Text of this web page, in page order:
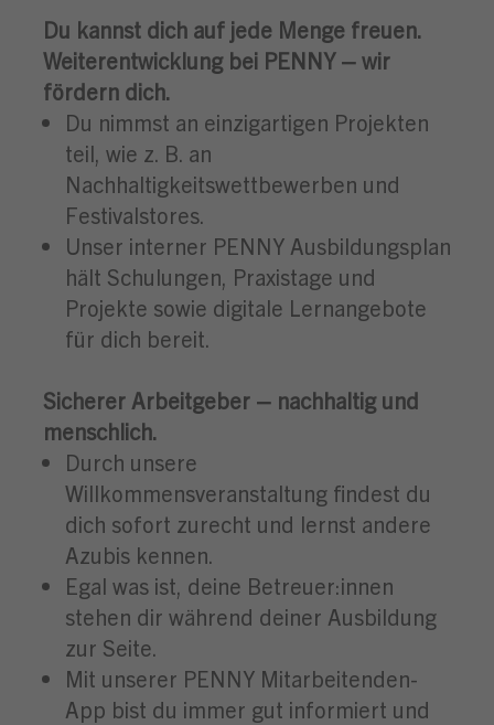
Du kannst dich auf jede Menge freuen.
Weiterentwicklung bei PENNY – wir
fördern dich.
Du nimmst an einzigartigen Projekten
teil, wie z. B. an
Nachhaltigkeitswettbewerben und
Festivalstores.
Unser interner PENNY Ausbildungsplan
hält Schulungen, Praxistage und
Projekte sowie digitale Lernangebote
für dich bereit.
Sicherer Arbeitgeber – nachhaltig und
menschlich.
Durch unsere
Willkommensveranstaltung findest du
dich sofort zurecht und lernst andere
Azubis kennen.
Egal was ist, deine Betreuer:innen
stehen dir während deiner Ausbildung
zur Seite.
Mit unserer PENNY Mitarbeitenden-
App bist du immer gut informiert und